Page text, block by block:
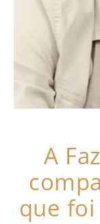
A
que foi